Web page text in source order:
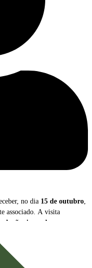
no dia 15 de outubro,
associado. A visita
soluções inovadoras
da Hubel Verde, e